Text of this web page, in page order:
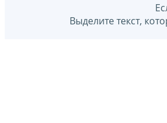
Выделите текст,